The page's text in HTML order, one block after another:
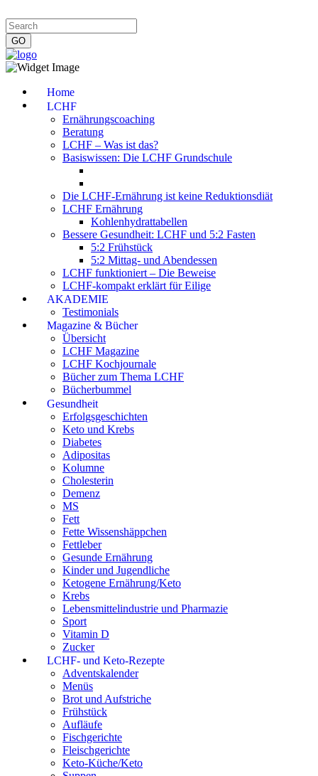
Home
LCHF
Ernährungscoaching
Beratung
LCHF – Was ist das?
Basiswissen: Die LCHF Grundschule
Die LCHF-Ernährung ist keine Reduktionsdiät
LCHF Ernährung
Kohlenhydrattabellen
Bessere Gesundheit: LCHF und 5:2 Fasten
5:2 Frühstück
5:2 Mittag- und Abendessen
LCHF funktioniert – Die Beweise
LCHF-kompakt erklärt für Eilige
AKADEMIE
Testimonials
Magazine & Bücher
Übersicht
LCHF Magazine
LCHF Kochjournale
Bücher zum Thema LCHF
Bücherbummel
Gesundheit
Erfolgsgeschichten
Keto und Krebs
Diabetes
Adipositas
Kolumne
Cholesterin
Demenz
MS
Fett
Fette Wissenshäppchen
Fettleber
Gesunde Ernährung
Kinder und Jugendliche
Ketogene Ernährung/Keto
Krebs
Lebensmittelindustrie und Pharmazie
Sport
Vitamin D
Zucker
LCHF- und Keto-Rezepte
Adventskalender
Menüs
Brot und Aufstriche
Frühstück
Aufläufe
Fischgerichte
Fleischgerichte
Keto-Küche/Keto